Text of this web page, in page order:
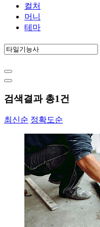
컬처
머니
테마
검색결과 총1건
최신순 정확도순